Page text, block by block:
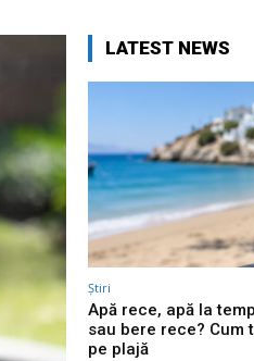
LATEST NEWS
Știri
Apă rece, apă la
sau bere rece?
pe plajă